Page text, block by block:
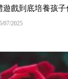
戲到底培養孩子
07/2025